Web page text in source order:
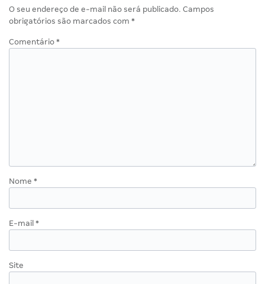
O seu endereço de e-mail não será publicado. Campos
obrigatórios são marcados com *
Comentário *
Nome *
E-mail *
Site